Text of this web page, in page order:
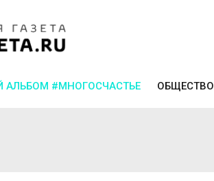
АЛЬБОМ #МНОГОСЧАСТЬЕ ОБЩЕСТВО